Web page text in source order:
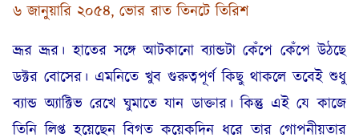
৬ জানুয়ারি ২০৫৪, ভোর রাত তিনটে তিরিশ
ভ্রূর ভ্রূর। হাতের সঙ্গে আটকানো ব্যান্ডটা কেঁপে কেঁপে উঠছে
ডক্টর বোসের। এমনিতে খুব গুরুত্বপূর্ণ কিছু থাকলে তবেই শুধু
ব্যান্ড অ্যাক্টিভ রেখে ঘুমাতে যান ডাক্তার। কিন্তু এই যে কাজে
তিনি লিপ্ত হয়েছেন বিগত কয়েকদিন ধরে তার গোপনীয়তার